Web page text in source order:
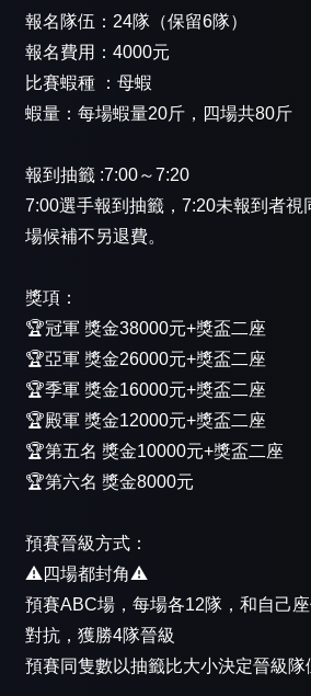
報名隊伍：24隊（保留6隊）
報名費用：4000元
比賽蝦種 ：母蝦
蝦量：每場蝦量20斤，四場共80斤
報到抽籤 :7:00～7:20
7:00選手報到抽籤，7:20未報到者視
場候補不另退費。
獎項：
🏆冠軍 獎金38000元+獎盃二座
🏆亞軍 獎金26000元+獎盃二座
🏆季軍 獎金16000元+獎盃二座
🏆殿軍 獎金12000元+獎盃二座
🏆第五名 獎金10000元+獎盃二座
🏆第六名 獎金8000元
預賽晉級方式：
⚠️四場都封角⚠️
預賽ABC場，每場各12隊，和自己
對抗，獲勝4隊晉級
預賽同隻數以抽籤比大小決定晉級隊